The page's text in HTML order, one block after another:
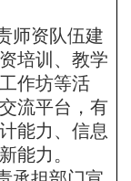
师资队伍建
培训、教学
作坊等活
流平台，有
能力、信息
能力。